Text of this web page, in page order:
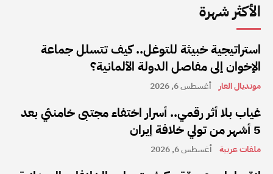
الأكثر شهرة
استراتيجية خبيثة للتوغل.. كيف تتسلل جماعة
الإخوان إلى مفاصل الدولة الألمانية؟
مونديال العار أغسطس 6, 2026
غياب بلا أثر رقمي.. أسرار اختفاء مجتبى خامنئي بعد
5 أشهر من تولي خلافة إيران
ملفات عربية أغسطس 6, 2026